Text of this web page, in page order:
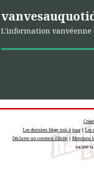
L'information
Les derniers blogs mis à jour|Les
Déclarer un contenu illicite|Mentions
société